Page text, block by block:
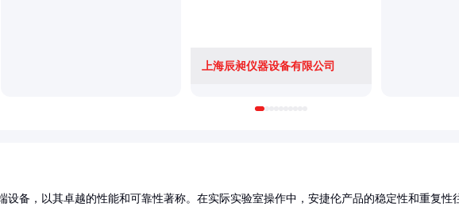
上海辰昶仪器设备有限公司
设备，以其卓越的性能和可靠性著称。在实际实验室操作中，安捷伦产品的稳定性和重复性